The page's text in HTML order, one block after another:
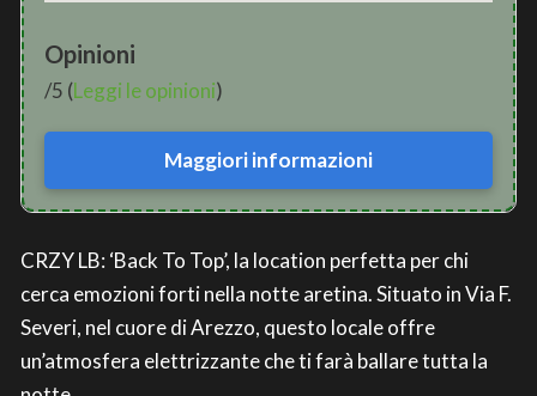
Opinioni
/5 (Leggi le opinioni)
Maggiori informazioni
CRZY LB: ‘Back To Top’, la location perfetta per chi
cerca emozioni forti nella notte aretina. Situato in Via F.
Severi, nel cuore di Arezzo, questo locale offre
un’atmosfera elettrizzante che ti farà ballare tutta la